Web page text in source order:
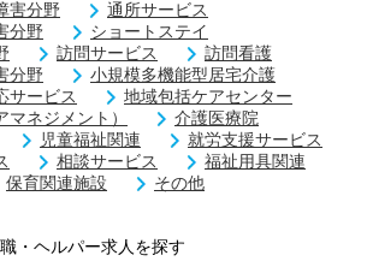
害分野
通所サービス
分野
ショートステイ
訪問サービス
訪問看護
分野
小規模多機能型居宅介護
サービス
地域包括ケアセンター
ネジメント）
介護医療院
児童福祉関連
就労支援サービス
相談サービス
福祉用具関連
保育関連施設 その他
・ヘルパー求人を探す